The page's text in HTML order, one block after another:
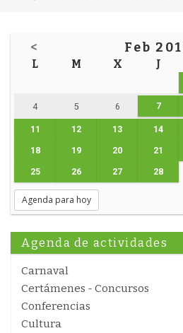
< Feb
L M X J
4 5 6 7
11 12 13 14
18 19 20 21
25 26 27 28
Agenda para hoy
Agenda de actividades
Carnaval
Certámenes - Concursos
Conferencias
Cultura